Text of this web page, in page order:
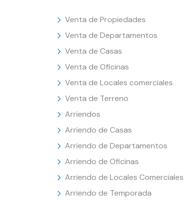
Venta de Propiedades
Venta de Departamentos
Venta de Casas
Venta de Oficinas
Venta de Locales comerciales
Venta de Terreno
Arriendos
Arriendo de Casas
Arriendo de Departamentos
Arriendo de Oficinas
Arriendo de Locales Comerciales
Arriendo de Temporada